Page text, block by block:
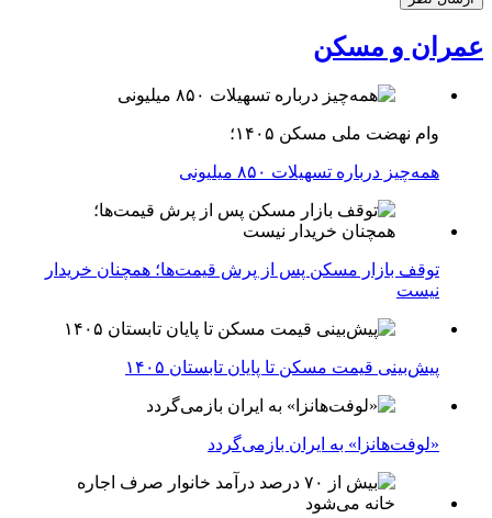
عمران و مسکن
وام نهضت ملی مسکن ۱۴۰۵؛
همه‌چیز درباره تسهیلات ۸۵۰ میلیونی
توقف بازار مسکن پس از پرش قیمت‌ها؛ همچنان خریدار
نیست
پیش‌بینی قیمت مسکن تا پایان تابستان ۱۴۰۵
«لوفت‌هانزا» به ایران بازمی‌گردد